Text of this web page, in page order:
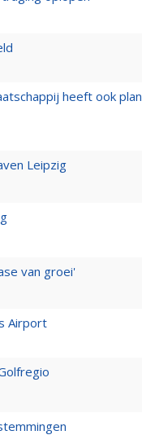
heeft ook plan
Leipzig
van groei'
Airport